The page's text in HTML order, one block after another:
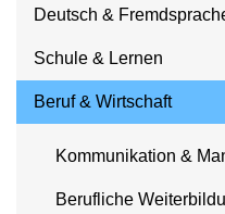
Deutsch &
Schule & Lernen
Beruf & Wirtschaft
Kommunikation &
Berufliche